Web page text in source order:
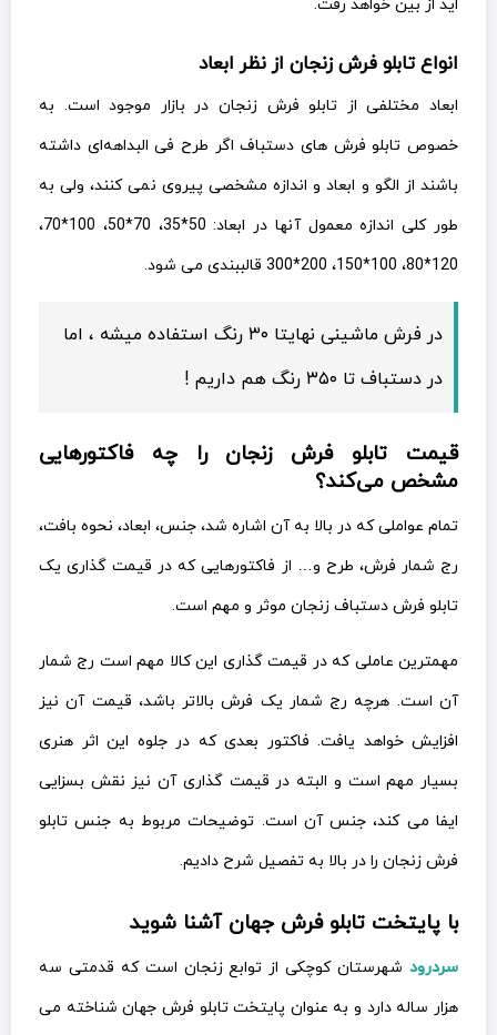
اید از بین خواهد رفت.
انواع تابلو فرش زنجان از نظر ابعاد
ابعاد مختلفی از تابلو فرش زنجان در بازار موجود است. به
خصوص تابلو فرش های دستباف اگر طرح فی البداهه‌ای داشته
باشند از الگو و ابعاد و اندازه مشخصی پیروی نمی کنند، ولی به
طور کلی اندازه معمول آنها در ابعاد: 50*35، 70*50، 100*70،
120*80، 100*150، 200*300 قالببندی می شود.
در فرش ماشینی نهایتا ۳۰ رنگ استفاده میشه ، اما
در دستباف تا ۳۵۰ رنگ هم داریم !
قیمت تابلو فرش زنجان را چه فاکتورهایی
مشخص می‌کند؟
تمام عواملی که در بالا به آن اشاره شد، جنس، ابعاد، نحوه بافت،
رج شمار فرش، طرح و… از فاکتورهایی که در قیمت گذاری یک
تابلو فرش دستباف زنجان موثر و مهم است.
مهمترین عاملی که در قیمت گذاری این کالا مهم است رج شمار
آن است. هرچه رج شمار یک فرش بالاتر باشد، قیمت آن نیز
افزایش خواهد یافت. فاکتور بعدی که در جلوه این اثر هنری
بسیار مهم است و البته در قیمت گذاری آن نیز نقش بسزایی
ایفا می کند، جنس آن است. توضیحات مربوط به جنس تابلو
فرش زنجان را در بالا به تفصیل شرح دادیم.
با پایتخت تابلو فرش جهان آشنا شوید
سردرود شهرستان کوچکی از توابع زنجان است که قدمتی سه
هزار ساله دارد و به عنوان پایتخت تابلو فرش جهان شناخته می